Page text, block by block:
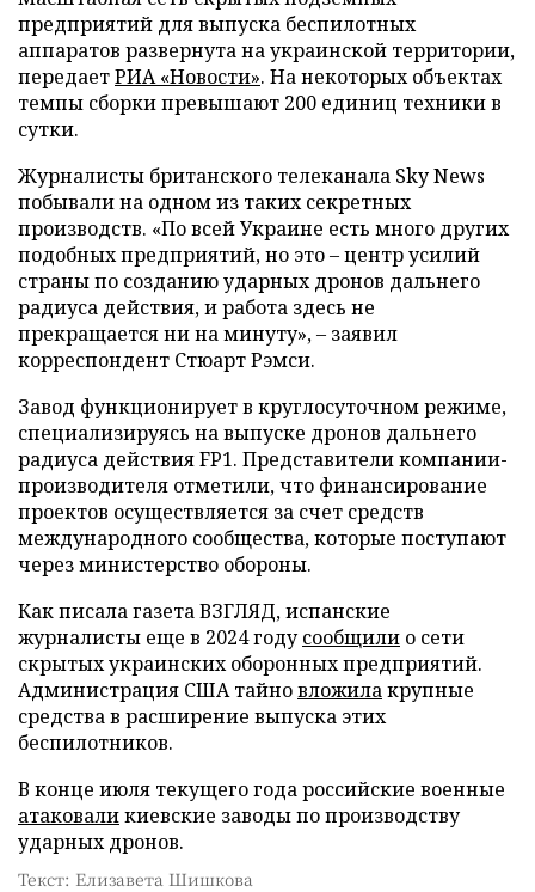
предприятий для выпуска беспилотных
аппаратов развернута на украинской территории,
передаетРИА «Новости». На некоторых объектах
темпы сборки превышают 200 единиц техники в
сутки.
Журналисты британского телеканала Sky News
побывали на одном из таких секретных
производств. «По всей Украине есть много других
подобных предприятий, но это – центр усилий
страны по созданию ударных дронов дальнего
радиуса действия, и работа здесь не
прекращается ни на минуту», – заявил
корреспондент Стюарт Рэмси.
Завод функционирует в круглосуточном режиме,
специализируясь на выпуске дронов дальнего
радиуса действия FP1. Представители компании-
производителя отметили, что финансирование
проектов осуществляется за счет средств
международного сообщества, которые поступают
через министерство обороны.
Как писала газета ВЗГЛЯД, испанские
журналисты еще в 2024 годусообщили о сети
скрытых украинских оборонных предприятий.
Администрация США тайновложилакрупные
средства в расширение выпуска этих
беспилотников.
В конце июля текущего года российские военные
атаковаликиевские заводы по производству
ударных дронов.
Текст: Елизавета Шишкова